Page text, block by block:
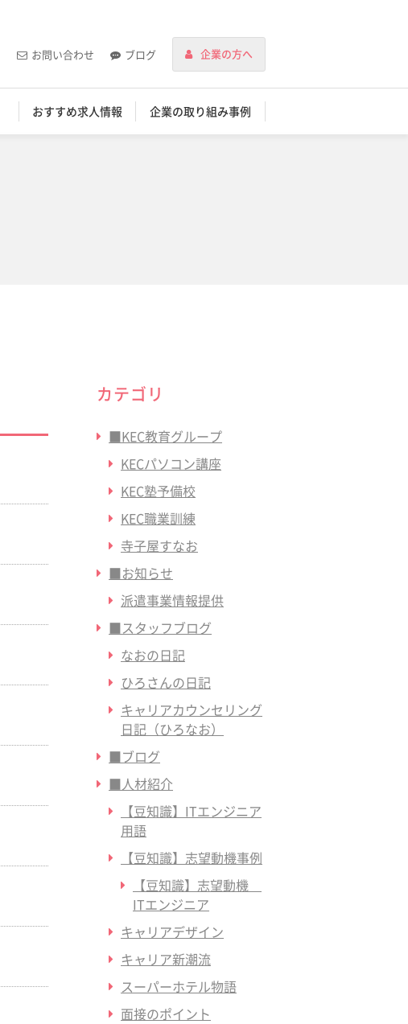
お問い合わせ ブログ 企業の方へ
おすすめ求人情報 企業の取り組み事例
カテゴリ
■KEC教育グループ
KECパソコン講座
KEC塾予備校
KEC職業訓練
寺子屋すなお
■お知らせ
派遣事業情報提供
■スタッフブログ
なおの日記
ひろさんの日記
キャリアカウンセリング
日記（ひろなお）
■ブログ
■人材紹介
【豆知識】ITエンジニア
用語
【豆知識】志望動機事例
【豆知識】志望動機
ITエンジニア
キャリアデザイン
キャリア新潮流
スーパーホテル物語
面接のポイント